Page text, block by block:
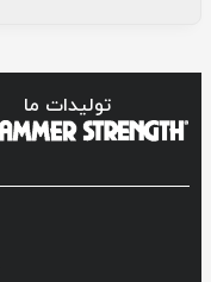
تولیدات ما